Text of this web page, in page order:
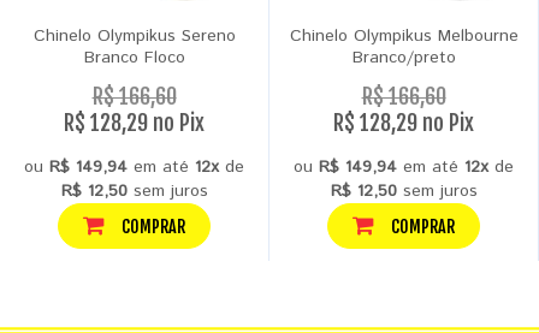
Chinelo Olympikus Sereno
Branco Floco
R$ 166,60
R$ 128,29 no Pix
ou R$ 149,94 em até 12xde
R$ 12,50sem juros
COMPRAR
Chinelo Olympikus Melbourne
Branco/preto
R$ 166,60
R$ 128,29 no Pix
ou R$ 149,94 em até 12xde
R$ 12,50sem juros
COMPRAR